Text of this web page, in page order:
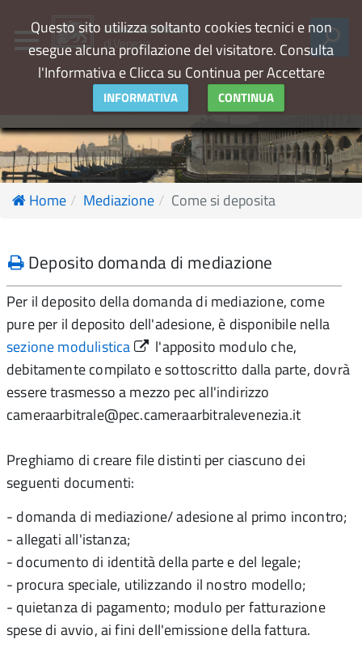
Camera Arbitrale
di Venezia
Home Mediazione Come si deposita
Deposito domanda di mediazione
Per il deposito della domanda di mediazione, come
pure per il deposito dell'adesione, è disponibile nella
sezione modulistica
l'apposito modulo che,
debitamente compilato e sottoscritto dalla parte, dovrà
essere trasmesso a mezzo pec all'indirizzo
cameraarbitrale@pec.cameraarbitralevenezia.it
Preghiamo di creare file distinti per ciascuno dei
seguenti documenti:
- domanda di mediazione/ adesione al primo incontro;
- allegati all'istanza;
- documento di identità della parte e del legale;
- procura speciale, utilizzando il nostro modello;
- quietanza di pagamento; modulo per fatturazione
spese di avvio, ai fini dell'emissione della fattura.
Questo sito utilizza soltanto cookies tecnici e non
esegue alcuna profilazione del visitatore. Consulta
l'Informativa e Clicca su Continua per Accettare
INFORMATIVA CONTINUA